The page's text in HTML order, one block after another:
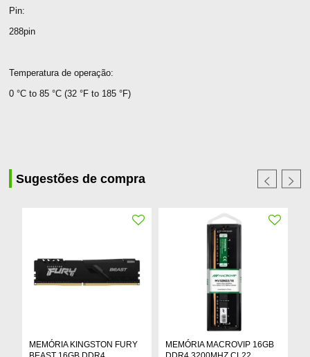
Pin:
288pin
Temperatura de operação:
0 °C to 85 °C (32 °F to 185 °F)
Sugestões de compra
MEMÓRIA KINGSTON FURY
MEMÓRIA MACROVIP 16GB